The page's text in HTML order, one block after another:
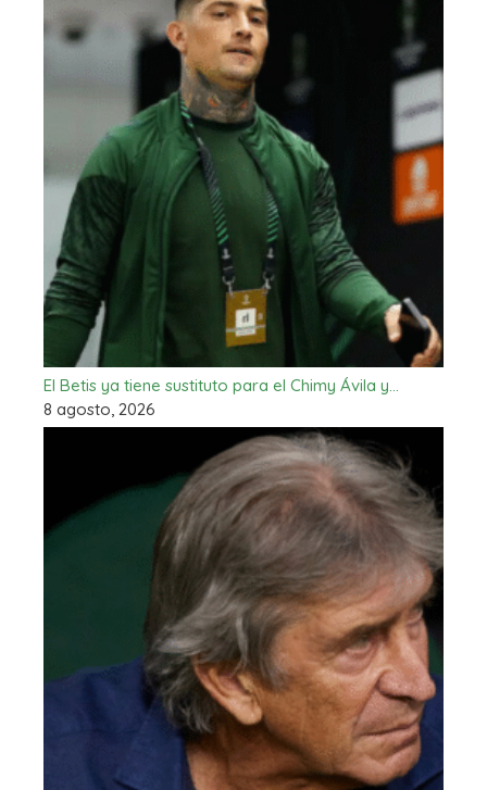
El Betis ya tiene sustituto para el Chimy Ávila y…
8 agosto, 2026